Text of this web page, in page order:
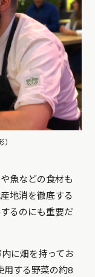
魚などの食材も
地消を徹底する
るのにも重要だ
に畑を持ってお
用する野菜の約8